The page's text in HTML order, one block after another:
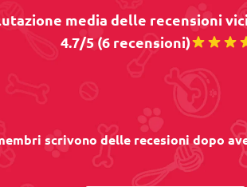
media delle recensioni
4.7/5 (6 recensioni)
scrivono delle recesioni dopo